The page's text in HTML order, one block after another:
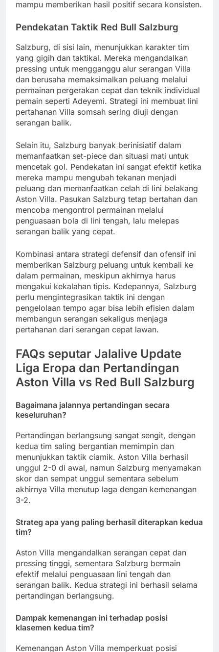
mampu memberikan hasil positif secara konsisten.
Pendekatan Taktik Red Bull Salzburg
Salzburg, di sisi lain, menunjukkan karakter tim
yang gigih dan taktikal. Mereka mengandalkan
pressing untuk mengganggu alur serangan Villa
dan berusaha memaksimalkan peluang melalui
permainan pergerakan cepat dan teknik individual
pemain seperti Adeyemi. Strategi ini membuat lini
pertahanan Villa somsah sering diuji dengan
serangan balik.
Selain itu, Salzburg banyak berinisiatif dalam
memanfaatkan set-piece dan situasi mati untuk
mencetak gol. Pendekatan ini sangat efektif ketika
mereka mampu mengubah tekanan menjadi
peluang dan memanfaatkan celah di lini belakang
Aston Villa. Pasukan Salzburg tetap bertahan dan
mencoba mengontrol permainan melalui
penguasaan bola di lini tengah, lalu melepas
serangan balik yang cepat.
Kombinasi antara strategi defensif dan ofensif ini
memberikan Salzburg peluang untuk kembali ke
dalam permainan, meskipun akhirnya harus
mengakui kekalahan tipis. Kedepannya, Salzburg
perlu mengintegrasikan taktik ini dengan
pengelolaan tempo agar bisa lebih efisien dalam
membangun serangan sekaligus menjaga
pertahanan dari serangan cepat lawan.
FAQs seputar Jalalive Update
Liga Eropa dan Pertandingan
Aston Villa vs Red Bull Salzburg
Bagaimana jalannya pertandingan secara
keseluruhan?
Pertandingan berlangsung sangat sengit, dengan
kedua tim saling bergantian memimpin dan
menunjukkan taktik ciamik. Aston Villa berhasil
unggul 2-0 di awal, namun Salzburg menyamakan
skor dan sempat unggul sementara sebelum
akhirnya Villa menutup laga dengan kemenangan
3-2.
Strateg apa yang paling berhasil diterapkan kedua
tim?
Aston Villa mengandalkan serangan cepat dan
pressing tinggi, sementara Salzburg bermain
efektif melalui penguasaan lini tengah dan
serangan balik. Kedua strategi ini berhasil selama
pertandingan berlangsung.
Dampak kemenangan ini terhadap posisi
klasemen kedua tim?
Kemenangan Aston Villa memperkuat posisi